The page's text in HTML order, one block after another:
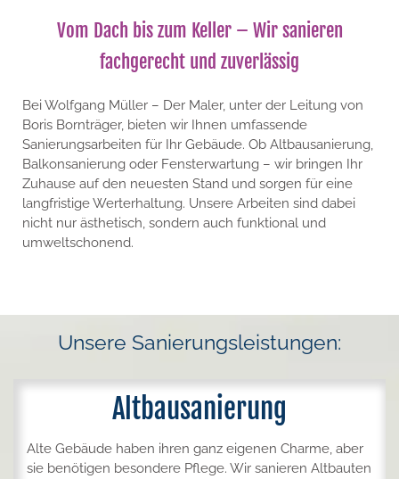
Vom Dach bis zum Keller – Wir sanieren
fachgerecht und zuverlässig
Bei Wolfgang Müller – Der Maler, unter der Leitung von
Boris Bornträger, bieten wir Ihnen umfassende
Sanierungsarbeiten für Ihr Gebäude. Ob Altbausanierung,
Balkonsanierung oder Fensterwartung – wir bringen Ihr
Zuhause auf den neuesten Stand und sorgen für eine
langfristige Werterhaltung. Unsere Arbeiten sind dabei
nicht nur ästhetisch, sondern auch funktional und
umweltschonend.
Unsere Sanierungsleistungen:
Altbausanierung
Alte Gebäude haben ihren ganz eigenen Charme, aber
sie benötigen besondere Pflege. Wir sanieren Altbauten